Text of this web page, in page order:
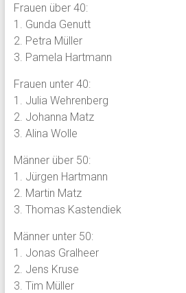
Frauen über 40:
1. Gunda Genutt
2. Petra Müller
3. Pamela Hartmann
Frauen unter 40:
1. Julia Wehrenberg
2. Johanna Matz
3. Alina Wolle
Männer über 50:
1. Jürgen Hartmann
2. Martin Matz
3. Thomas Kastendiek
Männer unter 50:
1. Jonas Gralheer
2. Jens Kruse
3. Tim Müller